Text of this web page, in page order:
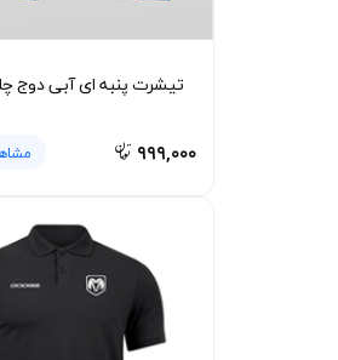
تیشرت پنبه ای آبی دوج
۹۹۹,۰۰۰